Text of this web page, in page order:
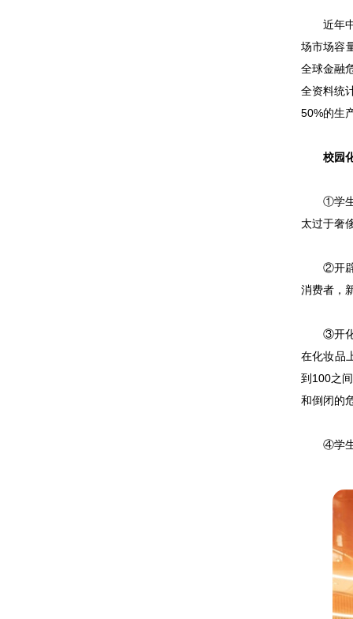
近年中
场市场容
全球金融
全资料统
50%的生
校园化
①学生消
太过于奢
②开辟化
消费者，
③开化妆
在化妆品
到100之
和倒闭的
④学生消